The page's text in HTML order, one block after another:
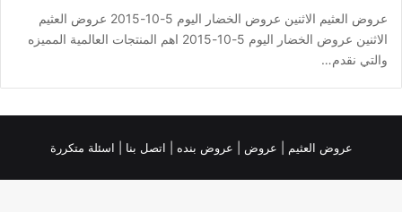
عروض العثيم الاثنين عروض الخضار اليوم 5-10-2015 عروض العثيم
الاثنين عروض الخضار اليوم 5-10-2015 اهم المنتجات العالمية المميزه
والتي نقدم…
عروض العثيم عروض عروض بنده | اتصل بنا | اسئلة متكررة